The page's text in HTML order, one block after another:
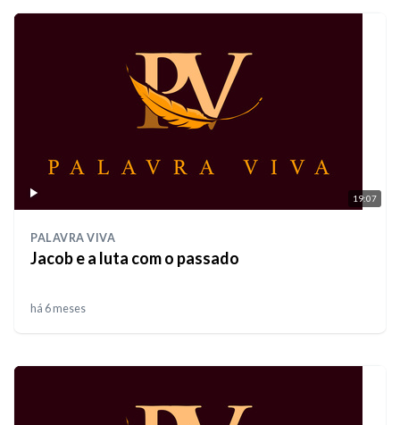
19:07
PALAVRA VIVA
Jacob e a luta com o passado
há 6 meses